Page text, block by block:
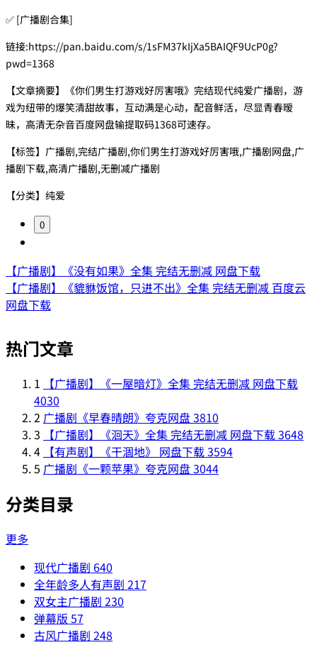
✅ [广播剧合集]
链接:https://pan.baidu.com/s/1sFM37kIjXa5BAIQF9UcP0g?
pwd=1368
【文章摘要】《你们男生打游戏好厉害哦》完结现代纯爱广播剧，游
戏为纽带的爆笑清甜故事，互动满是心动，配音鲜活，尽显青春暧
昧，高清无杂音百度网盘输提取码1368可速存。
【标签】广播剧,完结广播剧,你们男生打游戏好厉害哦,广播剧网盘,广
播剧下载,高清广播剧,无删减广播剧
【分类】纯爱
0
【广播剧】《没有如果》全集 完结无删减 网盘下载
【广播剧】《貔貅饭馆，只进不出》全集 完结无删减 百度云
网盘下载
热门文章
1
【广播剧】《一屋暗灯》全集 完结无删减 网盘下载
4030
2 广播剧《早春晴朗》夸克网盘3810
3
【广播剧】《洄天》全集 完结无删减 网盘下载3648
4 【有声剧】《干涸地》 网盘下载3594
5 广播剧《一颗苹果》夸克网盘3044
分类目录
更多
现代广播剧 640
全年龄多人有声剧 217
双女主广播剧 230
弹幕版 57
古风广播剧 248